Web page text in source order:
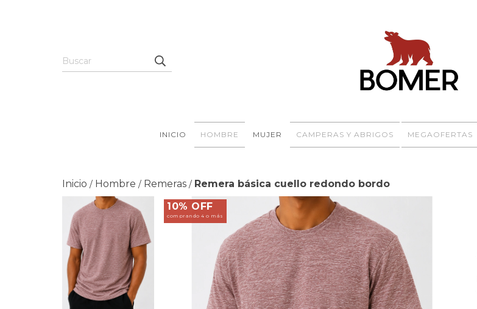
INICIO HOMBRE MUJER CAMPERAS Y ABRIGOS MEGAOFERTAS
Inicio / Hombre / Remeras / Remera básica cuello redondo bordo
10% OFF
comprando 4 o más